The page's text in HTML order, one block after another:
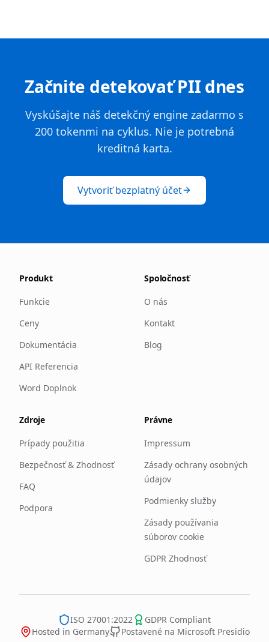
Začnite detekovať PII dnes
Vyskúšajte náš detekčný engine zadarmo s
200 tokenmi na cyklus. Nie je potrebná
kreditná karta.
Vytvoriť bezplatný účet
Produkt
Funkcie
Ceny
Dokumentácia
API Referencia
Word Doplnok
Spoločnosť
O nás
Kontakt
Blog
Zdroje
Prípady použitia
Bezpečnosť & Zhodnosť
FAQ
Podpora
Právne
Impressum
Zásady ochrany osobných
údajov
Podmienky služby
Zásady používania
súborov cookie
GDPR Zhodnosť
ISO 27001:2022
GDPR Compliant
Hosted in Germany
Postavené na Microsoft Presidio